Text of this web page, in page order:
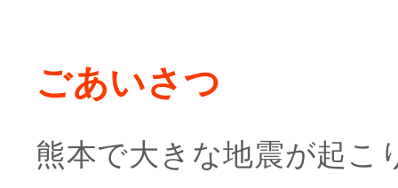
ごあいさつ
熊本で大きな地震が起こ